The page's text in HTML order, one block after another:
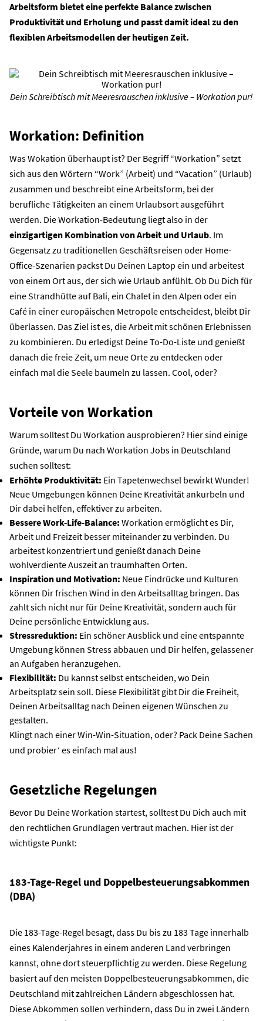
Arbeitsform bietet eine perfekte Balance zwischen
Produktivität und Erholung und passt damit ideal zu den
flexiblen Arbeitsmodellen der heutigen Zeit.
Dein Schreibtisch mit Meeresrauschen inklusive – Workation pur!
Workation: Definition
WasWokation überhaupt ist? Der Begriff “Workation” setzt
sich aus den Wörtern “Work” (Arbeit) und “Vacation” (Urlaub)
zusammen und beschreibt eine Arbeitsform, bei der
berufliche Tätigkeiten an einem Urlaubsort ausgeführt
werden. DieWorkation-Bedeutung liegt also in der
einzigartigen Kombination von Arbeit und Urlaub. Im
Gegensatz zu traditionellen Geschäftsreisen oder Home-
Office-Szenarien packst Du Deinen Laptop ein und arbeitest
von einem Ort aus, der sich wie Urlaub anfühlt. Ob Du Dich für
eine Strandhütte auf Bali, ein Chalet in den Alpen oder ein
Café in einer europäischen Metropole entscheidest, bleibt Dir
überlassen. Das Ziel ist es, die Arbeit mit schönen Erlebnissen
zu kombinieren. Du erledigst Deine To-Do-Liste und genießt
danach die freie Zeit, um neue Orte zu entdecken oder
einfach mal die Seele baumeln zu lassen. Cool, oder?
Vorteile von Workation
Warum solltest Du Workation ausprobieren? Hier sind einige
Gründe,warum Du nach Workation Jobs in Deutschland
suchen solltest:
Erhöhte Produktivität: Ein Tapetenwechsel bewirkt Wunder!
Neue Umgebungen können Deine Kreativität ankurbeln und
Dir dabei helfen, effektiver zu arbeiten.
Bessere Work-Life-Balance: Workation ermöglicht es Dir,
Arbeit und Freizeit besser miteinander zu verbinden. Du
arbeitest konzentriert und genießt danach Deine
wohlverdiente Auszeit an traumhaften Orten.
Inspiration und Motivation: Neue Eindrücke und Kulturen
können Dir frischen Wind in den Arbeitsalltag bringen. Das
zahlt sich nicht nur für Deine Kreativität, sondern auch für
Deine persönliche Entwicklung aus.
Stressreduktion: Ein schöner Ausblick und eine entspannte
Umgebung können Stress abbauen und Dir helfen, gelassener
an Aufgaben heranzugehen.
Flexibilität: Du kannst selbst entscheiden, wo Dein
Arbeitsplatz sein soll. Diese Flexibilität gibt Dir die Freiheit,
Deinen Arbeitsalltag nach Deinen eigenen Wünschen zu
gestalten.
Klingt nach einer Win-Win-Situation, oder? Pack Deine Sachen
und probier‘ es einfach mal aus!
Gesetzliche Regelungen
Bevor Du DeineWorkation startest, solltest Du Dich auch mit
den rechtlichen Grundlagen vertraut machen. Hier ist der
wichtigste Punkt:
183-Tage-Regel und Doppelbesteuerungsabkommen
(DBA)
Die 183-Tage-Regel besagt, dass Du bis zu 183 Tage innerhalb
eines Kalenderjahres in einem anderen Land verbringen
kannst, ohne dort steuerpflichtig zu werden. Diese Regelung
basiert auf den meisten Doppelbesteuerungsabkommen, die
Deutschland mit zahlreichen Ländern abgeschlossen hat.
Diese Abkommen sollen verhindern, dass Du in zwei Ländern